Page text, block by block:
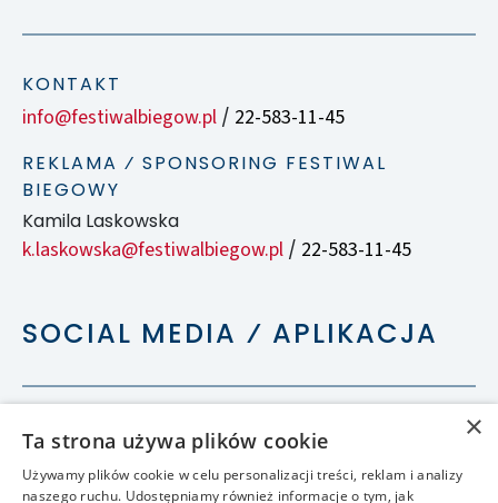
KONTAKT
info@festiwalbiegow.pl / 22-583-11-45
REKLAMA ⁄ SPONSORING FESTIWAL
BIEGOWY
Kamila Laskowska
k.laskowska@festiwalbiegow.pl / 22-583-11-45
SOCIAL MEDIA ⁄ APLIKACJA
×
Ta strona używa plików cookie
Używamy plików cookie w celu personalizacji treści, reklam i analizy
naszego ruchu. Udostępniamy również informacje o tym, jak